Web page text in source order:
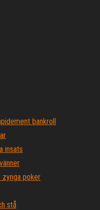
bankroll
insats
zynga poker
stå